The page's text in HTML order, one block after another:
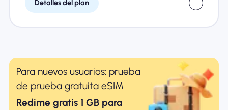
Detalles del plan
Para nuevos usuarios: prueba
de prueba gratuita eSIM
Redime gratis 1 GB para